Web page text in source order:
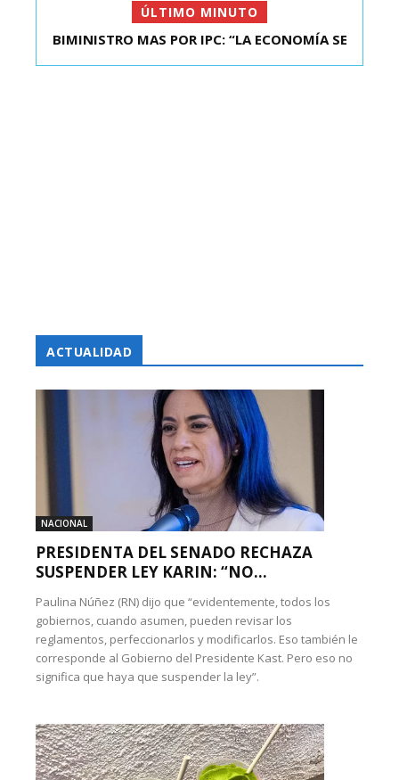
ÚLTIMO MINUTO
KAST SE REUNIÓ CON EL PRESIDENTE ELECTO DE
BIMINISTRO MAS POR IPC: “LA ECONOMÍA SE
ACTUALIDAD
NACIONAL
PRESIDENTA DEL SENADO RECHAZA
SUSPENDER LEY KARIN: “NO...
Paulina Núñez (RN) dijo que “evidentemente, todos los
gobiernos, cuando asumen, pueden revisar los
reglamentos, perfeccionarlos y modificarlos. Eso también le
corresponde al Gobierno del Presidente Kast. Pero eso no
significa que haya que suspender la ley”.